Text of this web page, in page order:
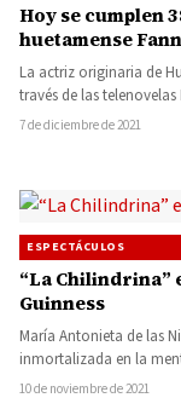
Hoy se cumplen
huetamense
La actriz originaria de
través de las
7 de diciembre de 2021
ESPECTÁCULOS
“La Chilindrina”
Guinness
María Antonieta de las
inmortalizada en la
10 de noviembre de 2021